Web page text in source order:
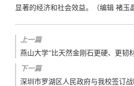
显著的经济和社会效益。（编辑 褚玉
上一篇
燕山大学“比天然金刚石更硬、更韧
下一篇
深圳市罗湖区人民政府与我校签订